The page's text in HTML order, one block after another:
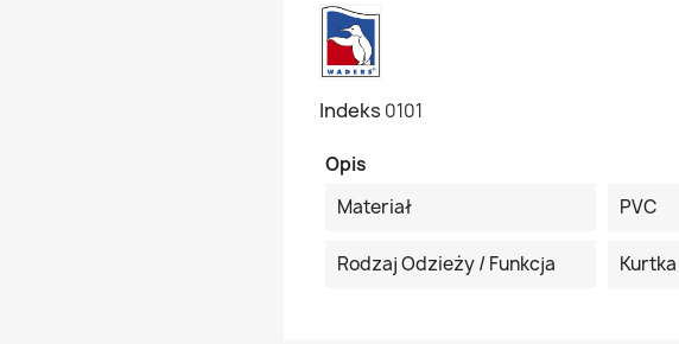
Indeks 0101
Opis
Materiał
PVC
Rodzaj Odzieży / Funkcja Kurtka